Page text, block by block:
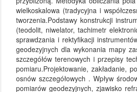
wielkoskalowa (tradycyjna i
tworzenia.Podstawy konstrukcji
(teodolit, niwelator, tachimetr
sprawdzania i rektyfikacji
geodezyjnych dla wykonania mapy
szczegółów terenowych i przepisy
pomiaru.Projektowanie, zakładanie,
osnów szczegółowych . Wpływ
pomiarów geodezyjnych, zjawisko